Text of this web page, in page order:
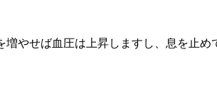
増やせば血圧は上昇しますし、息を止